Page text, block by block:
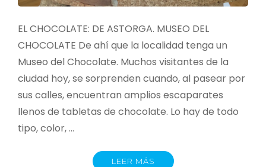
EL CHOCOLATE: DE ASTORGA. MUSEO DEL
CHOCOLATE De ahí que la localidad tenga un
Museo del Chocolate. Muchos visitantes de la
ciudad hoy, se sorprenden cuando, al pasear por
sus calles, encuentran amplios escaparates
llenos de tabletas de chocolate. Lo hay de todo
tipo, color, …
LEER MÁS